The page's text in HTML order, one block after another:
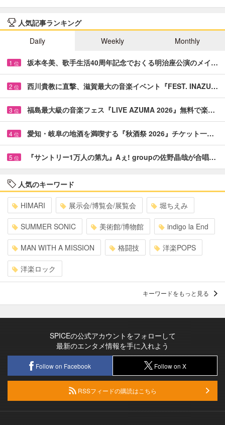
人気記事ランキング
Daily
Weekly Monthly
1 位 坂本冬美、歌手生活40周年記念でおくる明治座公演のメイ…
2 位 西川貴教に直撃、滋賀最大の音楽イベント『FEST. INAZU…
3 位 福島最大級の音楽フェス『LIVE AZUMA 2026』無料で楽…
4 位 愛知・岐阜の地酒を満喫する『秋酒祭 2026』チケット一…
5 位 『サントリー1万人の第九』Aぇ! groupの佐野晶哉が合唱…
人気のキーワード
HIMARI 展示会/博覧会/展覧会 堀ちえみ
SUMMER SONIC 美術館/博物館 indigo la End
MAN WITH A MISSION 格闘技 洋楽POPS
洋楽ロック
キーワードをもっと見る
SPICEの公式アカウントをフォローして
最新のエンタメ情報を手に入れよう
Follow on Facebook Follow on X
RSSフィードの購読はこちら